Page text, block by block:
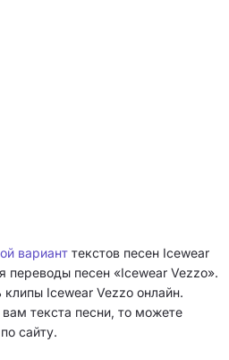
вариант текстов песен Icewear
переводы песен «Icewear Vezzo».
Icewear Vezzo онлайн.
текста песни, то можете
сайту.